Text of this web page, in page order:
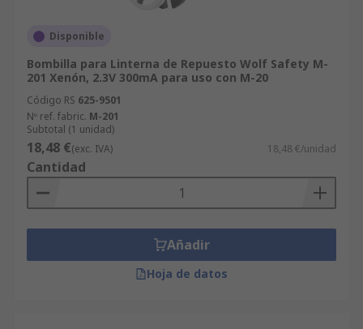
Disponible
Bombilla para Linterna de Repuesto Wolf Safety M-
201 Xenón, 2.3V 300mA para uso con M-20
Código RS 625-9501
Nº ref. fabric. M-201
Subtotal (1 unidad)
18,48 €(exc. IVA) 18,48 €/unidad
Cantidad
Añadir
Hoja de datos